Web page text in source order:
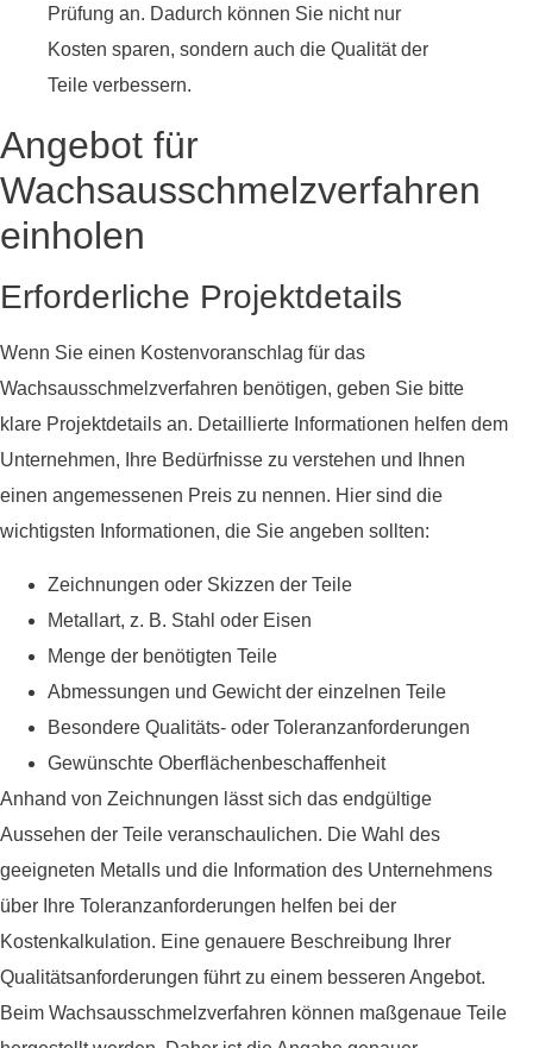
Prüfung an. Dadurch können Sie nicht nur
Kosten sparen, sondern auch die Qualität der
Teile verbessern.
Angebot für
Wachsausschmelzverfahren
einholen
Erforderliche Projektdetails
Wenn Sie einen Kostenvoranschlag für das
Wachsausschmelzverfahren benötigen, geben Sie bitte
klare Projektdetails an. Detaillierte Informationen helfen dem
Unternehmen, Ihre Bedürfnisse zu verstehen und Ihnen
einen angemessenen Preis zu nennen. Hier sind die
wichtigsten Informationen, die Sie angeben sollten:
Zeichnungen oder Skizzen der Teile
Metallart, z. B. Stahl oder Eisen
Menge der benötigten Teile
Abmessungen und Gewicht der einzelnen Teile
Besondere Qualitäts- oder Toleranzanforderungen
Gewünschte Oberflächenbeschaffenheit
Anhand von Zeichnungen lässt sich das endgültige
Aussehen der Teile veranschaulichen. Die Wahl des
geeigneten Metalls und die Information des Unternehmens
über Ihre Toleranzanforderungen helfen bei der
Kostenkalkulation. Eine genauere Beschreibung Ihrer
Qualitätsanforderungen führt zu einem besseren Angebot.
Beim Wachsausschmelzverfahren können maßgenaue Teile